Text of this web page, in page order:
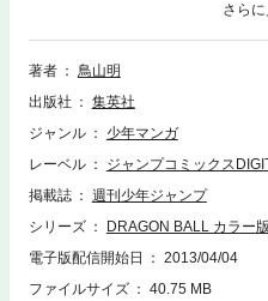
故郷ナメック星へ…！ （244話「宇
者!!」までの13話分を収録）
著者
鳥山明
出版社
集英社
ジャンル
少年マンガ
レーベル
ジャンプコミックス
掲載誌
週刊少年ジャンプ
シリーズ
DRAGON BALL カラー
電子版配信開始日
2013/04/04
ファイルサイズ
40.75 MB